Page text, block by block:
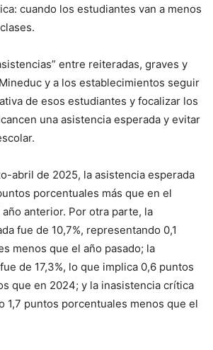
cuando los estudiantes van a menos
entre reiteradas, graves y
y a los establecimientos seguir
de esos estudiantes y focalizar los
una asistencia esperada y evitar
abril de 2025, la asistencia esperada
porcentuales más que en el
anterior. Por otra parte, la
fue de 10,7%, representando 0,1
menos que el año pasado; la
de 17,3%, lo que implica 0,6 puntos
que en 2024; y la inasistencia crítica
1,7 puntos porcentuales menos que el